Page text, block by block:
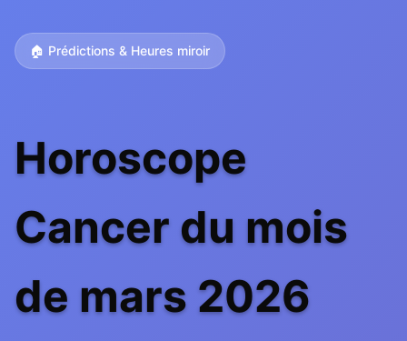
🏠 Prédictions & Heures miroir
Horoscope
Cancer du mois
de mars 2026